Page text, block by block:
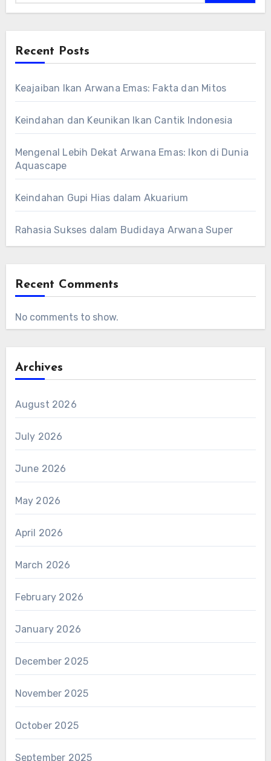
Recent Posts
Keajaiban Ikan Arwana Emas: Fakta dan Mitos
Keindahan dan Keunikan Ikan Cantik Indonesia
Mengenal Lebih Dekat Arwana Emas: Ikon di Dunia
Aquascape
Keindahan Gupi Hias dalam Akuarium
Rahasia Sukses dalam Budidaya Arwana Super
Recent Comments
No comments to show.
Archives
August 2026
July 2026
June 2026
May 2026
April 2026
March 2026
February 2026
January 2026
December 2025
November 2025
October 2025
September 2025